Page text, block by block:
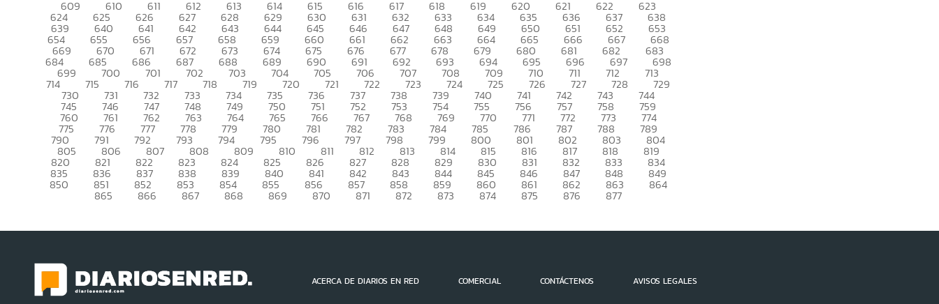
609 610 611 612 613 614 615 616 617 618 619 620 621 622 623
624 625 626 627 628 629 630 631 632 633 634 635 636 637 638
639 640 641 642 643 644 645 646 647 648 649 650 651 652 653
654 655 656 657 658 659 660 661 662 663 664 665 666 667 668
669 670 671 672 673 674 675 676 677 678 679 680 681 682 683
684 685 686 687 688 689 690 691 692 693 694 695 696 697 698
699 700 701 702 703 704 705 706 707 708 709 710 711 712 713
714 715 716 717 718 719 720 721 722 723 724 725 726 727 728 729
730 731 732 733 734 735 736 737 738 739 740 741 742 743 744
745 746 747 748 749 750 751 752 753 754 755 756 757 758 759
760 761 762 763 764 765 766 767 768 769 770 771 772 773 774
775 776 777 778 779 780 781 782 783 784 785 786 787 788 789
790 791 792 793 794 795 796 797 798 799 800 801 802 803 804
805 806 807 808 809 810 811 812 813 814 815 816 817 818 819
820 821 822 823 824 825 826 827 828 829 830 831 832 833 834
835 836 837 838 839 840 841 842 843 844 845 846 847 848 849
850 851 852 853 854 855 856 857 858 859 860 861 862 863 864
865 866 867 868 869 870 871 872 873 874 875 876 877
ACERCA DE DIARIOS EN RED COMERCIAL CONTÁCTENOS AVISOS LEGALES